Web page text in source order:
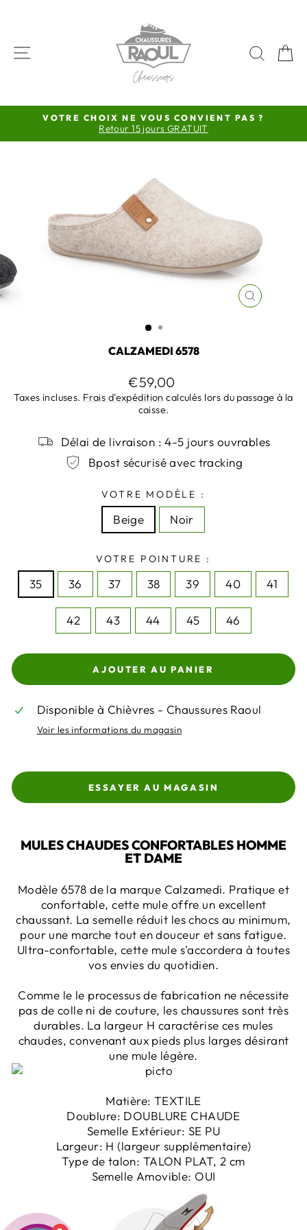
NAVIGATION
Diaporama
Pause
VOTRE CHOIX NE VOUS CONVIENT PAS ?
Retour 15 jours GRATUIT
FERMER
CALZAMEDI 6578
Prix
régulier
€59,00
Taxes incluses. Frais d'expédition calculés lors du passage à la
caisse.
Délai de livraison : 4-5 jours ouvrables
Bpost sécurisé avec tracking
VOTRE MODÈLE :
Beige Noir
VOTRE POINTURE :
35 36 37 38 39 40 41
42 43 44 45 46
AJOUTER AU PANIER
Disponible à Chièvres - Chaussures Raoul
Voir les informations du magasin
ESSAYER AU MAGASIN
MULES CHAUDES CONFORTABLES HOMME
ET DAME
Modèle 6578 de la marque Calzamedi. Pratique et
confortable, cette mule offre un excellent
chaussant. La semelle réduit les chocs au minimum,
pour une marche tout en douceur et sans fatigue.
Ultra-confortable, cette mule s'accordera à toutes
vos envies du quotidien.
Comme le le processus de fabrication ne nécessite
pas de colle ni de couture, les chaussures sont très
durables. La largeur H caractérise ces mules
chaudes, convenant aux pieds plus larges désirant
une mule légère.
Matière: TEXTILE
Doublure: DOUBLURE CHAUDE
Semelle Extérieur: SE PU
Largeur: H (largeur supplémentaire)
Type de talon: TALON PLAT, 2 cm
Semelle Amovible: OUI